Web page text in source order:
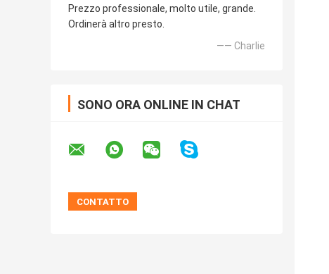
Prezzo professionale, molto utile, grande.
Ordinerà altro presto.
—— Charlie
SONO ORA ONLINE IN CHAT